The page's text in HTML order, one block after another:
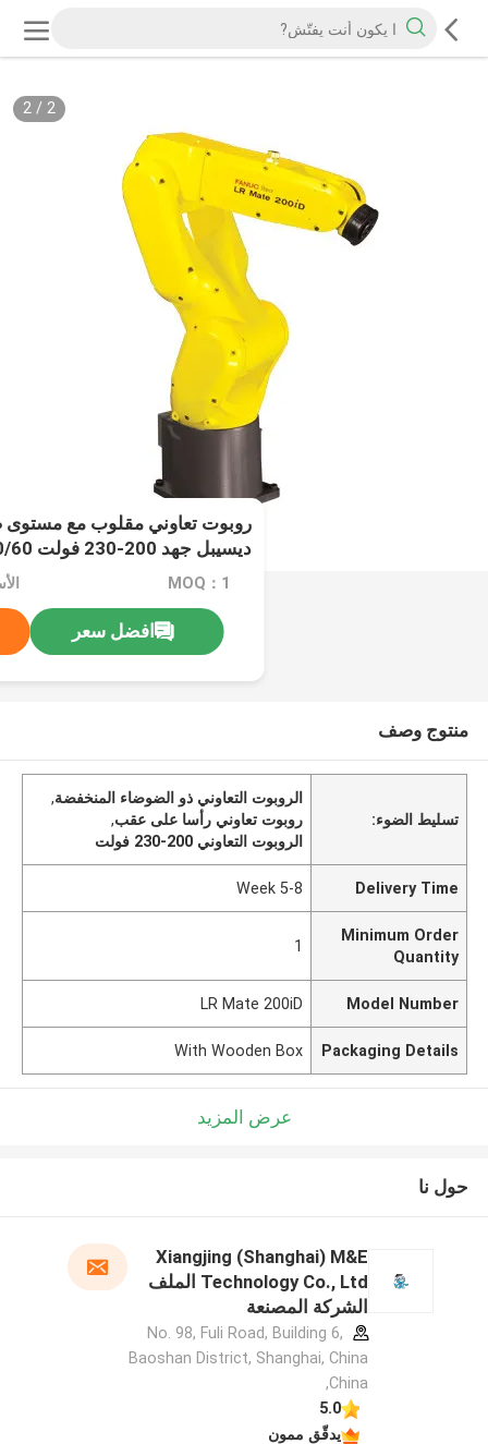
2
/
2
ديسيبل جهد 200-230 فولت 50/60 هرتز 1 مرحلة
MOQ：1
افضل سعر
منتوج وصف
تسليط الضوء:
الروبوت التعاوني ذو الضوضاء المنخفضة,
روبوت تعاوني رأسا على عقب,
الروبوت التعاوني 200-230 فولت
Delivery Time
5-8 Week
Minimum Order
Quantity
1
Model Number
LR Mate 200iD
Packaging Details
With Wooden Box
عرض المزيد
حول نا
Xiangjing (Shanghai) M&E
Technology Co., Ltd الملف
الشركة المصنعة
No. 98, Fuli Road, Building 6,
Baoshan District, Shanghai, China
,China
5.0
يدقّق ممون